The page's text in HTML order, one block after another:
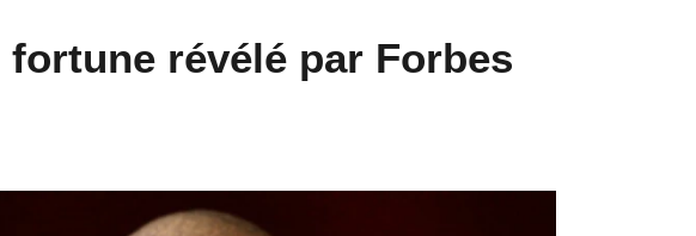
révélé par Forbes